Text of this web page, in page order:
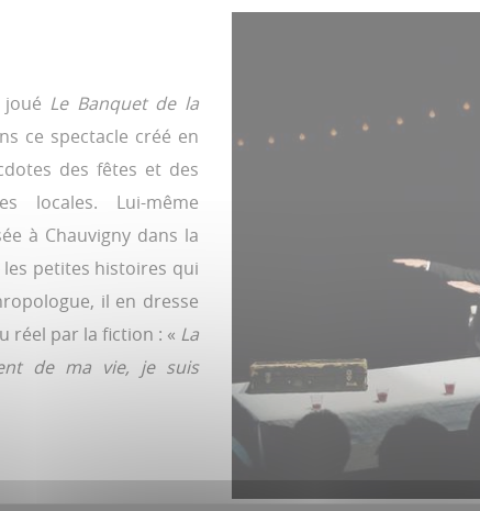
Le Banquet de la
ce spectacle créé en
des fêtes et des
locales. Lui-même
à Chauvigny dans la
petites histoires qui
il en dresse
réel par la fiction : « La
de ma vie, je suis